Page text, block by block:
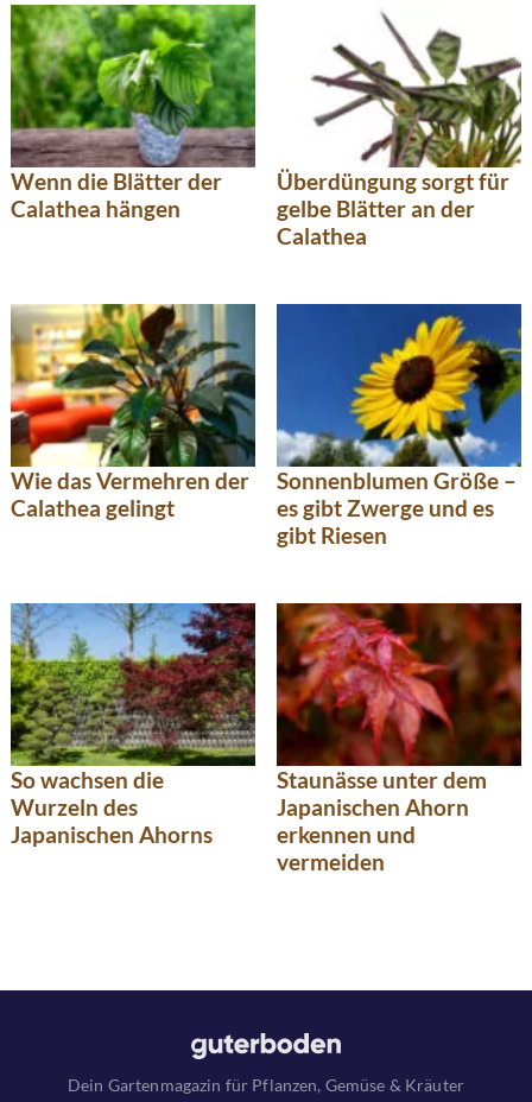
Wenn die Blätter der
Calathea hängen
Überdüngung sorgt für
gelbe Blätter an der
Calathea
Wie das Vermehren der
Calathea gelingt
Sonnenblumen Größe –
es gibt Zwerge und es
gibt Riesen
So wachsen die
Wurzeln des
Japanischen Ahorns
Staunässe unter dem
Japanischen Ahorn
erkennen und
vermeiden
Dein Gartenmagazin für Pflanzen, Gemüse & Kräuter